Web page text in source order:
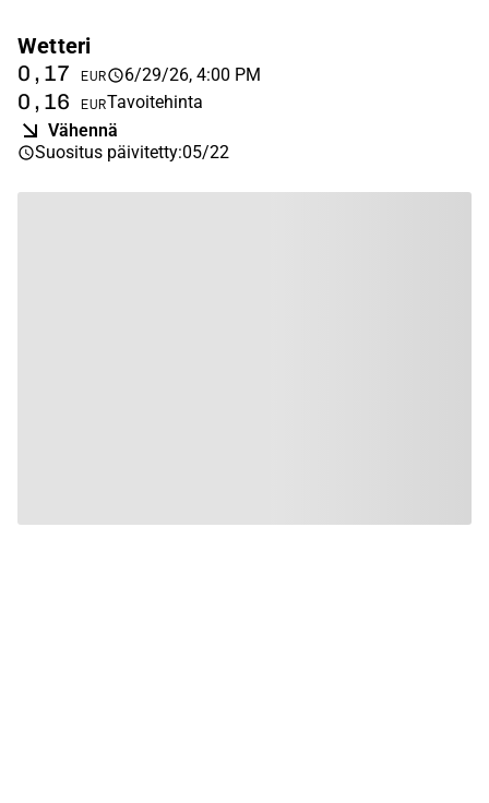
Wetteri
0,17 EUR 6/29/26, 4:00 PM
0,16 EURTavoitehinta
Vähennä
Suositus päivitetty:05/22